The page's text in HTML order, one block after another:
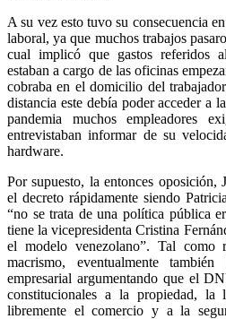
A su vez esto tuvo su consecuencia
laboral, ya que muchos trabajos
cual implicó que gastos referidos
estaban a cargo de las oficinas
cobraba en el domicilio del
distancia este debía poder acceder a
pandemia muchos empleadores
entrevistaban informar de su
hardware.
Por supuesto, la entonces oposición,
el decreto rápidamente siendo
“no se trata de una política pública
tiene la vicepresidenta Cristina
el modelo venezolano”. Tal como
macrismo, eventualmente
empresarial argumentando que el
constitucionales a la propiedad, la
libremente el comercio y a la